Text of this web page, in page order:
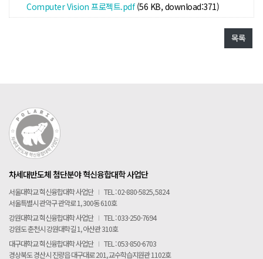
POLARIS TMI
Computer Vision 프로젝트.pdf (56 KB, download:371)
목록
차세대반도체 첨단분야 혁신융합대학 사업단
서울대학교 혁신융합대학 사업단 I TEL : 02-880-5825, 5824
서울특별시 관악구 관악로 1, 300동 610호
강원대학교 혁신융합대학 사업단 I TEL : 033-250-7694
강원도 춘천시 강원대학길 1, 아산관 310호
대구대학교 혁신융합대학 사업단 I TEL : 053-850-6703
경상북도 경산시 진량읍 대구대로 201, 교수학습지원관 1102호